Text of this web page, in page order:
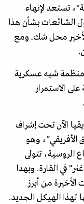
تستعد لإنهاء
الشائعات بشأن هذا
الأخير محل شك. ومع
شبه عسكرية
الاستمرار
الآن تحت إشراف
الأفريقي"، وهو
الروسية، تتولى
في القارة. وبهذا
من أبرز
لهذا الهيكل الجديد.